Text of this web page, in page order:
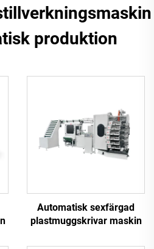
produktion
Automatisk sexfärgad
plastmuggskrivar maskin